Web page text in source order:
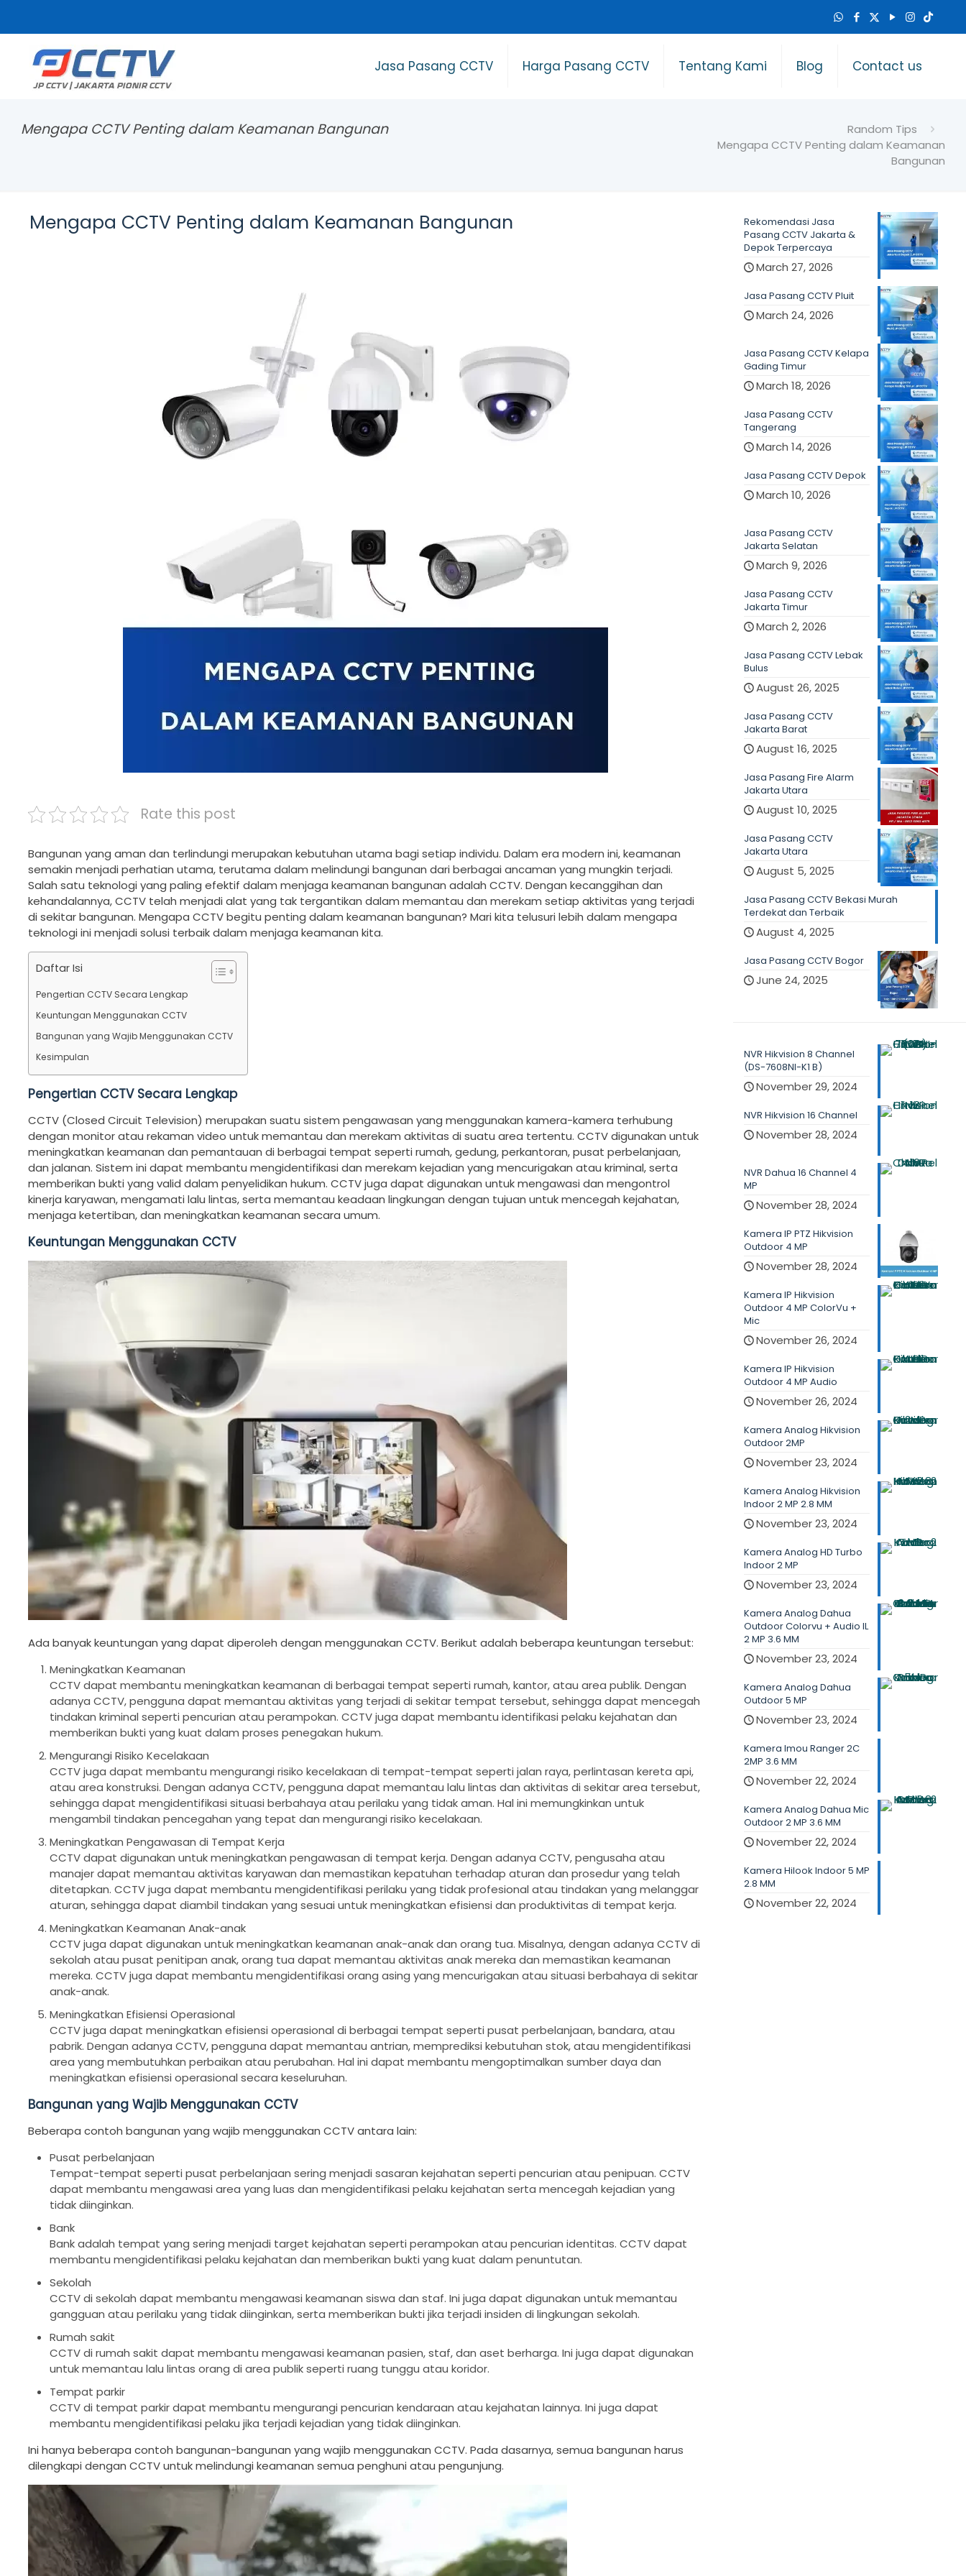
Jasa Pasang CCTV Harga Pasang CCTV Tentang Kami Blog Contact us
Mengapa CCTV Penting dalam Keamanan Bangunan
Random Tips
Mengapa CCTV Penting dalam Keamanan
Bangunan
Mengapa CCTV Penting dalam Keamanan Bangunan
Rate this post
Bangunan yang aman dan terlindungi merupakan kebutuhan utama bagi setiap individu. Dalam era modern ini, keamanan
semakin menjadi perhatian utama, terutama dalam melindungi bangunan dari berbagai ancaman yang mungkin terjadi.
Salah satu teknologi yang paling efektif dalam menjaga keamanan bangunan adalah CCTV. Dengan kecanggihan dan
kehandalannya, CCTV telah menjadi alat yang tak tergantikan dalam memantau dan merekam setiap aktivitas yang terjadi
di sekitar bangunan. Mengapa CCTV begitu penting dalam keamanan bangunan? Mari kita telusuri lebih dalam mengapa
teknologi ini menjadi solusi terbaik dalam menjaga keamanan kita.
Daftar Isi
Pengertian CCTV Secara Lengkap
Keuntungan Menggunakan CCTV
Bangunan yang Wajib Menggunakan CCTV
Kesimpulan
Pengertian CCTV Secara Lengkap
CCTV (Closed Circuit Television) merupakan suatu sistem pengawasan yang menggunakan kamera-kamera terhubung
dengan monitor atau rekaman video untuk memantau dan merekam aktivitas di suatu area tertentu. CCTV digunakan untuk
meningkatkan keamanan dan pemantauan di berbagai tempat seperti rumah, gedung, perkantoran, pusat perbelanjaan,
dan jalanan. Sistem ini dapat membantu mengidentifikasi dan merekam kejadian yang mencurigakan atau kriminal, serta
memberikan bukti yang valid dalam penyelidikan hukum. CCTV juga dapat digunakan untuk mengawasi dan mengontrol
kinerja karyawan, mengamati lalu lintas, serta memantau keadaan lingkungan dengan tujuan untuk mencegah kejahatan,
menjaga ketertiban, dan meningkatkan keamanan secara umum.
Keuntungan Menggunakan CCTV
Ada banyak keuntungan yang dapat diperoleh dengan menggunakan CCTV. Berikut adalah beberapa keuntungan tersebut:
Meningkatkan Keamanan
CCTV dapat membantu meningkatkan keamanan di berbagai tempat seperti rumah, kantor, atau area publik. Dengan
adanya CCTV, pengguna dapat memantau aktivitas yang terjadi di sekitar tempat tersebut, sehingga dapat mencegah
tindakan kriminal seperti pencurian atau perampokan. CCTV juga dapat membantu identifikasi pelaku kejahatan dan
memberikan bukti yang kuat dalam proses penegakan hukum.
Mengurangi Risiko Kecelakaan
CCTV juga dapat membantu mengurangi risiko kecelakaan di tempat-tempat seperti jalan raya, perlintasan kereta api,
atau area konstruksi. Dengan adanya CCTV, pengguna dapat memantau lalu lintas dan aktivitas di sekitar area tersebut,
sehingga dapat mengidentifikasi situasi berbahaya atau perilaku yang tidak aman. Hal ini memungkinkan untuk
mengambil tindakan pencegahan yang tepat dan mengurangi risiko kecelakaan.
Meningkatkan Pengawasan di Tempat Kerja
CCTV dapat digunakan untuk meningkatkan pengawasan di tempat kerja. Dengan adanya CCTV, pengusaha atau
manajer dapat memantau aktivitas karyawan dan memastikan kepatuhan terhadap aturan dan prosedur yang telah
ditetapkan. CCTV juga dapat membantu mengidentifikasi perilaku yang tidak profesional atau tindakan yang melanggar
aturan, sehingga dapat diambil tindakan yang sesuai untuk meningkatkan efisiensi dan produktivitas di tempat kerja.
Meningkatkan Keamanan Anak-anak
CCTV juga dapat digunakan untuk meningkatkan keamanan anak-anak dan orang tua. Misalnya, dengan adanya CCTV di
sekolah atau pusat penitipan anak, orang tua dapat memantau aktivitas anak mereka dan memastikan keamanan
mereka. CCTV juga dapat membantu mengidentifikasi orang asing yang mencurigakan atau situasi berbahaya di sekitar
anak-anak.
Meningkatkan Efisiensi Operasional
CCTV juga dapat meningkatkan efisiensi operasional di berbagai tempat seperti pusat perbelanjaan, bandara, atau
pabrik. Dengan adanya CCTV, pengguna dapat memantau antrian, memprediksi kebutuhan stok, atau mengidentifikasi
area yang membutuhkan perbaikan atau perubahan. Hal ini dapat membantu mengoptimalkan sumber daya dan
meningkatkan efisiensi operasional secara keseluruhan.
Bangunan yang Wajib Menggunakan CCTV
Beberapa contoh bangunan yang wajib menggunakan CCTV antara lain:
Pusat perbelanjaan
Tempat-tempat seperti pusat perbelanjaan sering menjadi sasaran kejahatan seperti pencurian atau penipuan. CCTV
dapat membantu mengawasi area yang luas dan mengidentifikasi pelaku kejahatan serta mencegah kejadian yang
tidak diinginkan.
Bank
Bank adalah tempat yang sering menjadi target kejahatan seperti perampokan atau pencurian identitas. CCTV dapat
membantu mengidentifikasi pelaku kejahatan dan memberikan bukti yang kuat dalam penuntutan.
Sekolah
CCTV di sekolah dapat membantu mengawasi keamanan siswa dan staf. Ini juga dapat digunakan untuk memantau
gangguan atau perilaku yang tidak diinginkan, serta memberikan bukti jika terjadi insiden di lingkungan sekolah.
Rumah sakit
CCTV di rumah sakit dapat membantu mengawasi keamanan pasien, staf, dan aset berharga. Ini juga dapat digunakan
untuk memantau lalu lintas orang di area publik seperti ruang tunggu atau koridor.
Tempat parkir
CCTV di tempat parkir dapat membantu mengurangi pencurian kendaraan atau kejahatan lainnya. Ini juga dapat
membantu mengidentifikasi pelaku jika terjadi kejadian yang tidak diinginkan.
Ini hanya beberapa contoh bangunan-bangunan yang wajib menggunakan CCTV. Pada dasarnya, semua bangunan harus
dilengkapi dengan CCTV untuk melindungi keamanan semua penghuni atau pengunjung.
Rekomendasi Jasa
Pasang CCTV Jakarta &
Depok Terpercaya
March 27, 2026
Jasa Pasang CCTV Pluit
March 24, 2026
Jasa Pasang CCTV Kelapa
Gading Timur
March 18, 2026
Jasa Pasang CCTV
Tangerang
March 14, 2026
Jasa Pasang CCTV Depok
March 10, 2026
Jasa Pasang CCTV
Jakarta Selatan
March 9, 2026
Jasa Pasang CCTV
Jakarta Timur
March 2, 2026
Jasa Pasang CCTV Lebak
Bulus
August 26, 2025
Jasa Pasang CCTV
Jakarta Barat
August 16, 2025
Jasa Pasang Fire Alarm
Jakarta Utara
August 10, 2025
Jasa Pasang CCTV
Jakarta Utara
August 5, 2025
Jasa Pasang CCTV Bekasi Murah
Terdekat dan Terbaik
August 4, 2025
Jasa Pasang CCTV Bogor
June 24, 2025
NVR Hikvision 8 Channel
(DS-7608NI-K1 B)
November 29, 2024
NVR Hikvision 16 Channel
November 28, 2024
NVR Dahua 16 Channel 4
MP
November 28, 2024
Kamera IP PTZ Hikvision
Outdoor 4 MP
November 28, 2024
Kamera IP Hikvision
Outdoor 4 MP ColorVu +
Mic
November 26, 2024
Kamera IP Hikvision
Outdoor 4 MP Audio
November 26, 2024
Kamera Analog Hikvision
Outdoor 2MP
November 23, 2024
Kamera Analog Hikvision
Indoor 2 MP 2.8 MM
November 23, 2024
Kamera Analog HD Turbo
Indoor 2 MP
November 23, 2024
Kamera Analog Dahua
Outdoor Colorvu + Audio IL
2 MP 3.6 MM
November 23, 2024
Kamera Analog Dahua
Outdoor 5 MP
November 23, 2024
Kamera Imou Ranger 2C
2MP 3.6 MM
November 22, 2024
Kamera Analog Dahua Mic
Outdoor 2 MP 3.6 MM
November 22, 2024
Kamera Hilook Indoor 5 MP
2.8 MM
November 22, 2024